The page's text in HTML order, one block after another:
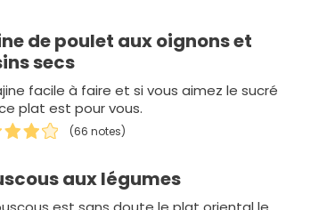
de poulet aux oignons et
secs
facile à faire et si vous aimez le sucré
plat est pour vous.
(66 notes)
aux légumes